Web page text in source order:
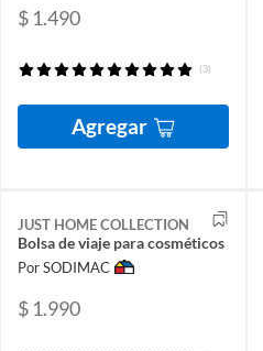
$ 1.490
(3)
Agregar
JUST HOME COLLECTION
Bolsa de viaje para cosméticos
Por SODIMAC
$ 1.990